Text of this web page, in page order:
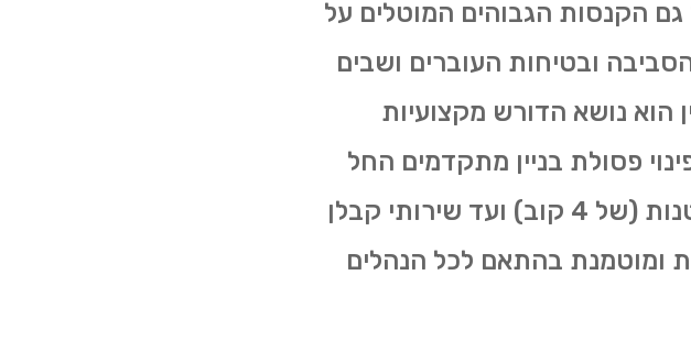
הקנסות הגבוהים המוטלים על
ובטיחות העוברים ושבים
הוא נושא הדורש מקצועיות
פסולת בניין מתקדמים החל
משירותי פינוי פסולת בניין בעגלות פסולת קטנות (של 4 קוב) ועד שירותי קבלן
ומוטמנת בהתאם לכל הנהלים